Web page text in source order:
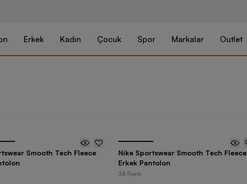
Erkek Kadın Çocuk Spor Markalar Outlet
Smooth Tech Fleece
Nike Sportswear Smooth Tech Fleece
Erkek Pantolon
34 Renk